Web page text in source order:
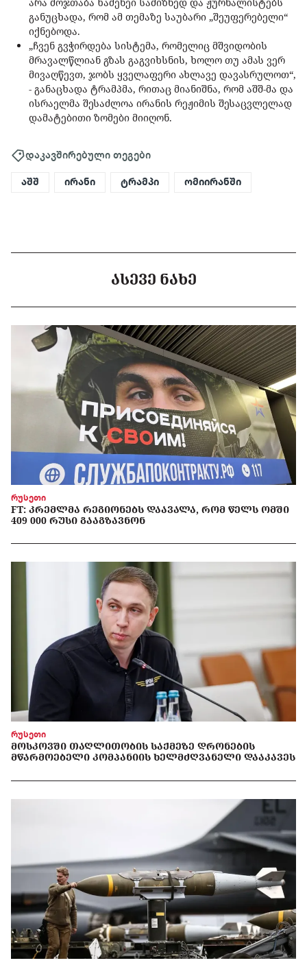
არა მოჯთაბა ხამენეი სამიზნედ და ჟურნალისტებს
განუცხადა, რომ ამ თემაზე საუბარი „შეუფერებელი“
იქნებოდა.
„ჩვენ გვჭირდება სისტემა, რომელიც მშვიდობის
მრავალწლიან გზას გაგვიხსნის, ხოლო თუ ამას ვერ
მივაღწევთ, ჯობს ყველაფერი ახლავე დავასრულოთ“,
- განაცხადა ტრამპმა, რითაც მიანიშნა, რომ აშშ-მა და
ისრაელმა შესაძლოა ირანის რეჟიმის შესაცვლელად
დამატებითი ზომები მიიღონ.
დაკავშირებული თეგები
აშშ ირანი ტრამპი ომიირანში
ᲐᲡᲔᲕᲔ ᲜᲐᲮᲔ
რუსეთი
FT: ᲙᲠᲔᲛᲚᲛᲐ ᲠᲔᲒᲘᲝᲜᲔᲑᲡ ᲓᲐᲐᲕᲐᲚᲐ, ᲠᲝᲛ ᲬᲔᲚᲡ ᲝᲛᲨᲘ
409 000 ᲠᲣᲡᲘ ᲒᲐᲐᲒᲖᲐᲕᲜᲝᲜ
რუსეთი
ᲛᲝᲡᲙᲝᲕᲨᲘ ᲗᲐᲦᲚᲘᲗᲝᲑᲘᲡ ᲡᲐᲥᲛᲔᲖᲔ ᲓᲠᲝᲜᲔᲑᲘᲡ
ᲛᲬᲐᲠᲛᲝᲔᲑᲔᲚᲘ ᲙᲝᲛᲞᲐᲜᲘᲘᲡ ᲮᲔᲚᲛᲫᲦᲕᲐᲜᲔᲚᲘ ᲓᲐᲐᲙᲐᲕᲔᲡ